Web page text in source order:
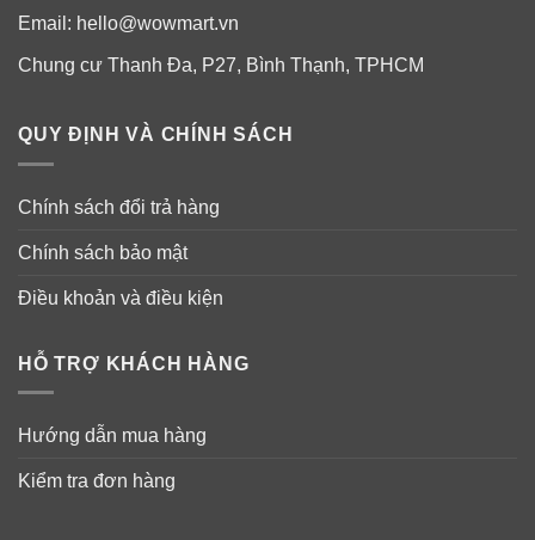
Email: hello@wowmart.vn
Chung cư Thanh Đa, P27, Bình Thạnh, TPHCM
QUY ĐỊNH VÀ CHÍNH SÁCH
Chính sách đổi trả hàng
Chính sách bảo mật
Điều khoản và điều kiện
HỖ TRỢ KHÁCH HÀNG
Hướng dẫn mua hàng
Kiểm tra đơn hàng